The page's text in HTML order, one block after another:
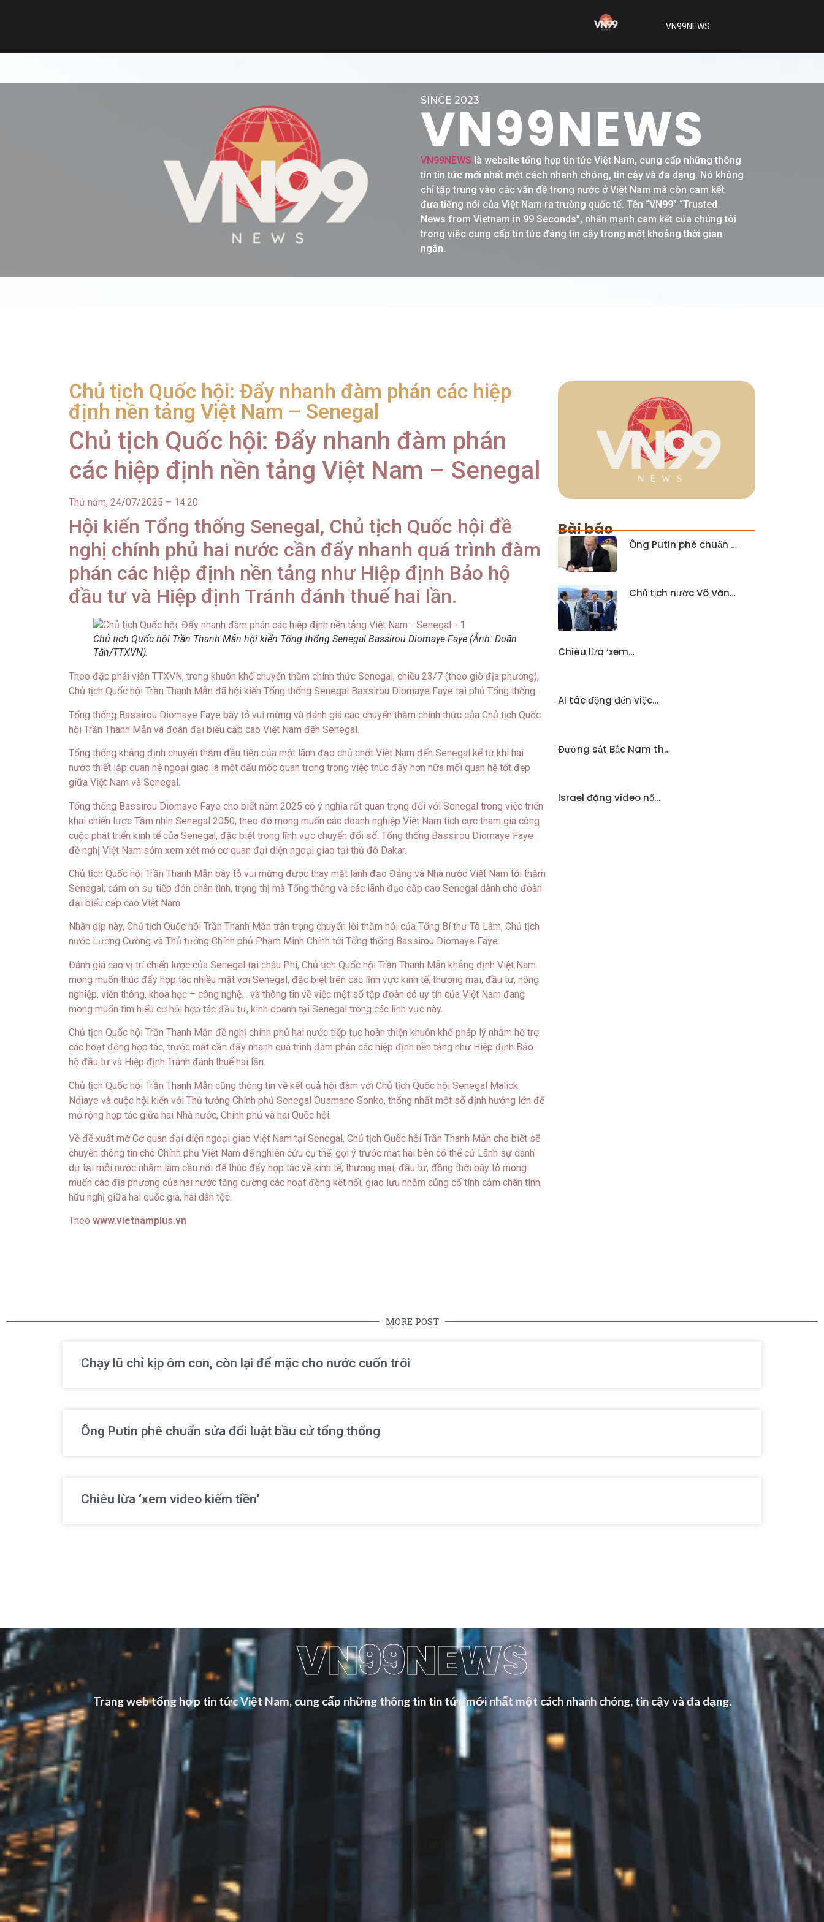
VN99NEWS
SINCE 2023
VN99NEWS
VN99NEWS là website tổng hợp tin tức Việt Nam, cung cấp những thông
tin tin tức mới nhất một cách nhanh chóng, tin cậy và đa dạng. Nó không
chỉ tập trung vào các vấn đề trong nước ở Việt Nam mà còn cam kết
đưa tiếng nói của Việt Nam ra trường quốc tế. Tên “VN99” “Trusted
News from Vietnam in 99 Seconds”, nhấn mạnh cam kết của chúng tôi
trong việc cung cấp tin tức đáng tin cậy trong một khoảng thời gian
ngắn.
Chủ tịch Quốc hội: Đẩy nhanh đàm phán các hiệp
định nền tảng Việt Nam – Senegal
Chủ tịch Quốc hội: Đẩy nhanh đàm phán
các hiệp định nền tảng Việt Nam – Senegal
Thứ năm, 24/07/2025 – 14:20
Hội kiến Tổng thống Senegal, Chủ tịch Quốc hội đề
nghị chính phủ hai nước cần đẩy nhanh quá trình đàm
phán các hiệp định nền tảng như Hiệp định Bảo hộ
đầu tư và Hiệp định Tránh đánh thuế hai lần.
Chủ tịch Quốc hội Trần Thanh Mẫn hội kiến Tổng thống Senegal Bassirou Diomaye Faye (Ảnh: Doãn
Tấn/TTXVN).
Theo đặc phái viên TTXVN, trong khuôn khổ chuyến thăm chính thức Senegal, chiều 23/7 (theo giờ địa phương),
Chủ tịch Quốc hội Trần Thanh Mẫn đã hội kiến Tổng thống Senegal Bassirou Diomaye Faye tại phủ Tổng thống.
Tổng thống Bassirou Diomaye Faye bày tỏ vui mừng và đánh giá cao chuyến thăm chính thức của Chủ tịch Quốc
hội Trần Thanh Mẫn và đoàn đại biểu cấp cao Việt Nam đến Senegal.
Tổng thống khẳng định chuyến thăm đầu tiên của một lãnh đạo chủ chốt Việt Nam đến Senegal kể từ khi hai
nước thiết lập quan hệ ngoại giao là một dấu mốc quan trọng trong việc thúc đẩy hơn nữa mối quan hệ tốt đẹp
giữa Việt Nam và Senegal.
Tổng thống Bassirou Diomaye Faye cho biết năm 2025 có ý nghĩa rất quan trọng đối với Senegal trong việc triển
khai chiến lược Tầm nhìn Senegal 2050, theo đó mong muốn các doanh nghiệp Việt Nam tích cực tham gia công
cuộc phát triển kinh tế của Senegal, đặc biệt trong lĩnh vực chuyển đổi số. Tổng thống Bassirou Diomaye Faye
đề nghị Việt Nam sớm xem xét mở cơ quan đại diện ngoại giao tại thủ đô Dakar.
Chủ tịch Quốc hội Trần Thanh Mẫn bày tỏ vui mừng được thay mặt lãnh đạo Đảng và Nhà nước Việt Nam tới thăm
Senegal; cảm ơn sự tiếp đón chân tình, trọng thị mà Tổng thống và các lãnh đạo cấp cao Senegal dành cho đoàn
đại biểu cấp cao Việt Nam.
Nhân dịp này, Chủ tịch Quốc hội Trần Thanh Mẫn trân trọng chuyển lời thăm hỏi của Tổng Bí thư Tô Lâm, Chủ tịch
nước Lương Cường và Thủ tướng Chính phủ Phạm Minh Chính tới Tổng thống Bassirou Diomaye Faye.
Đánh giá cao vị trí chiến lược của Senegal tại châu Phi, Chủ tịch Quốc hội Trần Thanh Mẫn khẳng định Việt Nam
mong muốn thúc đẩy hợp tác nhiều mặt với Senegal, đặc biệt trên các lĩnh vực kinh tế, thương mại, đầu tư, nông
nghiệp, viễn thông, khoa học – công nghệ… và thông tin về việc một số tập đoàn có uy tín của Việt Nam đang
mong muốn tìm hiểu cơ hội hợp tác đầu tư, kinh doanh tại Senegal trong các lĩnh vực này.
Chủ tịch Quốc hội Trần Thanh Mẫn đề nghị chính phủ hai nước tiếp tục hoàn thiện khuôn khổ pháp lý nhằm hỗ trợ
các hoạt động hợp tác, trước mắt cần đẩy nhanh quá trình đàm phán các hiệp định nền tảng như Hiệp định Bảo
hộ đầu tư và Hiệp định Tránh đánh thuế hai lần.
Chủ tịch Quốc hội Trần Thanh Mẫn cũng thông tin về kết quả hội đàm với Chủ tịch Quốc hội Senegal Malick
Ndiaye và cuộc hội kiến với Thủ tướng Chính phủ Senegal Ousmane Sonko, thống nhất một số định hướng lớn để
mở rộng hợp tác giữa hai Nhà nước, Chính phủ và hai Quốc hội.
Về đề xuất mở Cơ quan đại diện ngoại giao Việt Nam tại Senegal, Chủ tịch Quốc hội Trần Thanh Mẫn cho biết sẽ
chuyển thông tin cho Chính phủ Việt Nam để nghiên cứu cụ thể, gợi ý trước mắt hai bên có thể cử Lãnh sự danh
dự tại mỗi nước nhằm làm cầu nối để thúc đẩy hợp tác về kinh tế, thương mại, đầu tư, đồng thời bày tỏ mong
muốn các địa phương của hai nước tăng cường các hoạt động kết nối, giao lưu nhằm củng cố tình cảm chân tình,
hữu nghị giữa hai quốc gia, hai dân tộc.
Theo www.vietnamplus.vn
Bài báo
Ông Putin phê chuẩn …
Chủ tịch nước Võ Văn…
Chiêu lừa ‘xem…
AI tác động đến việc…
Đường sắt Bắc Nam th…
Israel đăng video nổ…
MORE POST
Chạy lũ chỉ kịp ôm con, còn lại để mặc cho nước cuốn trôi
Ông Putin phê chuẩn sửa đổi luật bầu cử tổng thống
Chiêu lừa ‘xem video kiếm tiền’
VN99NEWS
Trang web tổng hợp tin tức Việt Nam, cung cấp những thông tin tin tức mới nhất một cách nhanh chóng, tin cậy và đa dạng.